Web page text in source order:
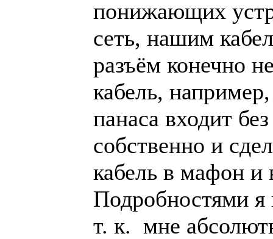
понижающих
сеть, нашим
разъём конечно
кабель,
панаса входит
собственно и
кабель в мафон и
Подробностями я
т. к. мне